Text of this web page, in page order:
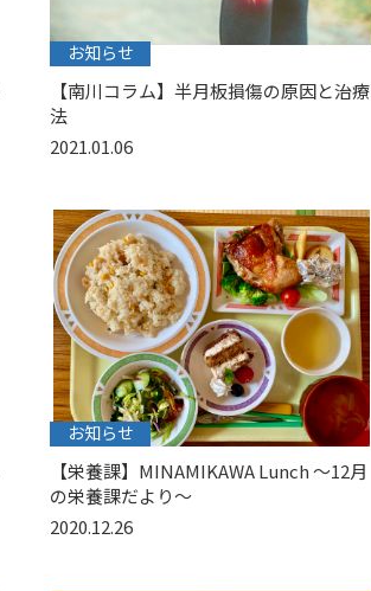
お知らせ
【南川コラム】半月板損傷の原因と治療
法
2021.01.06
お知らせ
【栄養課】MINAMIKAWA Lunch 〜12月
の栄養課だより〜
2020.12.26